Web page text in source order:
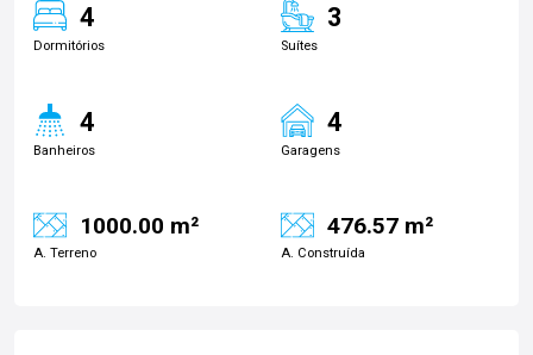
4
Dormitórios
3
Suítes
4
Banheiros
4
Garagens
1000.00 m²
A. Terreno
476.57 m²
A. Construída